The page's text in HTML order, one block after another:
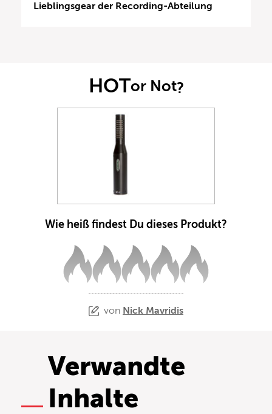
Lieblingsgear der Recording-Abteilung
HOTor Not?
Wie heiß findest Du dieses Produkt?
von Nick Mavridis
Verwandte
Inhalte